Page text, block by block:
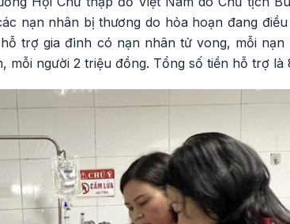
nạn nhân bị thương do hỏa hoạn đang
trợ gia đình có nạn nhân tử vong, mỗi
mỗi người 2 triệu đồng. Tổng số tiền hỗ trợ là